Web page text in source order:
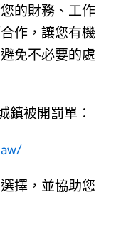
的財務、工作
作，讓您有機
免不必要的處
鎮被開罰單：
擇，並協助您